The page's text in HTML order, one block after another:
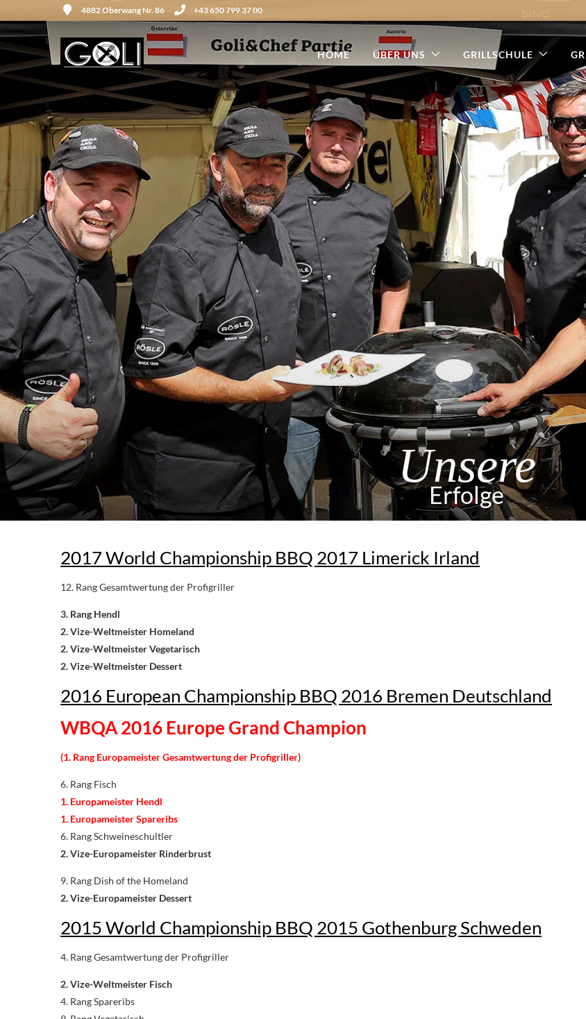
4882 Oberwang Nr. 86 +43 650 799 37 00
HOME ÜBER UNS GRILLSCHULE
Unsere
Erfolge
2017 World Championship BBQ 2017 Limerick Irland
12. Rang Gesamtwertung der Profigriller
3. Rang Hendl
2. Vize-Weltmeister Homeland
2. Vize-Weltmeister Vegetarisch
2. Vize-Weltmeister Dessert
2016 European Championship BBQ 2016 Bremen Deutschland
WBQA 2016 Europe Grand Champion
(1. Rang Europameister Gesamtwertungder Profigriller)
6. Rang Fisch
1. Europameister Hendl
1. Europameister Spareribs
6. Rang Schweineschultler
2. Vize-Europameister Rinderbrust
9. Rang Dish of the Homeland
2. Vize-Europameister Dessert
2015 World Championship BBQ 2015 Gothenburg Schweden
4. Rang Gesamtwertung der Profigriller
2. Vize-Weltmeister Fisch
4. Rang Spareribs